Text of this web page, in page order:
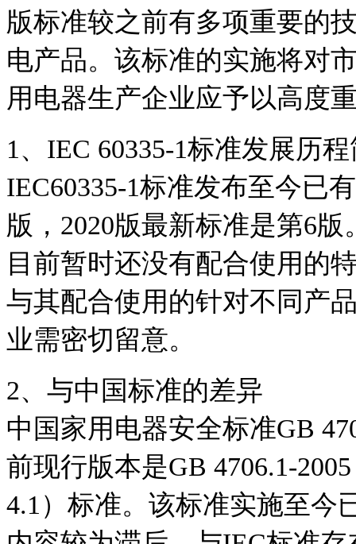
版标准较之前有多项重要的
电产品。该标准的实施将对
用电器生产企业应予以高度
1、IEC 60335-1标准发展历
IEC60335-1标准发布至今已
版，2020版最新标准是第6版
目前暂时还没有配合使用的
与其配合使用的针对不同产
业需密切留意。
2、与中国标准的差异
中国家用电器安全标准GB
前现行版本是GB 4706.1-
4.1）标准。该标准实施至今